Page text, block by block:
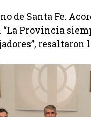
de Santa Fe.
Provincia
resaltaron